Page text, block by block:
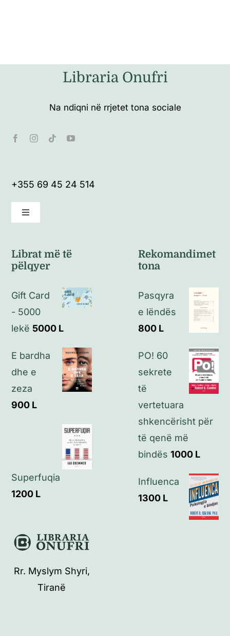
Libraria Onufri
Na ndiqni në rrjetet tona sociale
+355 69 45 24 514
Toggle
Politikat e kthimeve
Politikat e privatësisë
Librat më të
pëlqyer
Gift Card
- 5000
lekë 5000 L
E bardha
dhe e
zeza
900 L
Superfuqia
1200 L
Rekomandimet
tona
Pasqyra
e lëndës
800 L
PO! 60
sekrete
të
vertetuara
shkencërisht për
të qenë më
bindës 1000 L
Influenca
1300 L
Rr. Myslym Shyri,
Tiranë